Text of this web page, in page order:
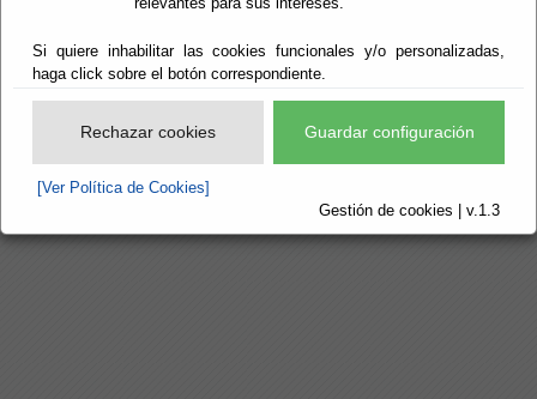
Si quiere inhabilitar las cookies funcionales y/o personalizadas,
haga click sobre el botón correspondiente.
Rechazar cookies Guardar configuración
[Ver Política de Cookies]
Gestión de cookies | v.1.3
Udima y Universidad de Almería
Derecho, Derecho